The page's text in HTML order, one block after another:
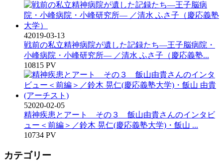
42019-03-13
戦前の私立精神病院が遺した記録たち―王子脳病院・
小峰病院・小峰研究所― ／清水 ふさ子（慶応義塾...
10815 PV
52020-02-05
精神疾患とアート その３ 飯山由貴さんのインタビ
ュー＜前編＞／鈴木 晃仁(慶応義塾大学)・飯山 ...
10734 PV
カテゴリー